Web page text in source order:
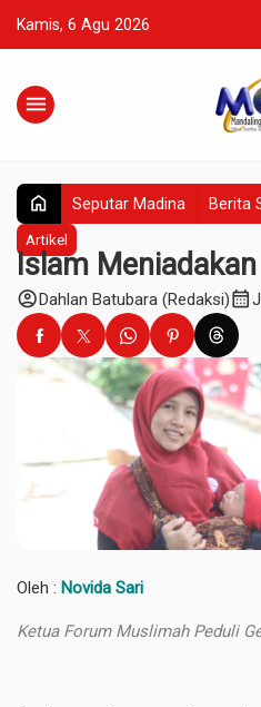
Kamis, 6 Agu 2026
menu
home Seputar Madina Berita
Artikel
Islam
account_circleDahlan Batubara (Redaksi)calendar_month
Oleh : Novida Sari
Ketua Forum Muslimah Peduli